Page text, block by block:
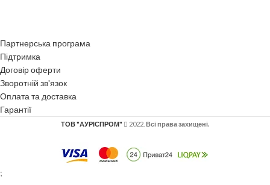
Партнерська програма
Підтримка
Договір оферти
Зворотній зв'язок
Оплата та доставка
Гарантії
ТОВ "АУРІСПРОМ" 2022. Всі права захищені.
;